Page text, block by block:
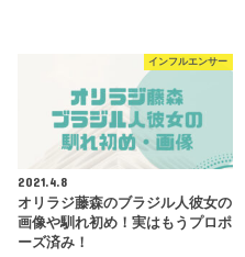
インフルエンサー
2021.4.8
オリラジ藤森のブラジル人彼女の
画像や馴れ初め！実はもうプロポ
ーズ済み！